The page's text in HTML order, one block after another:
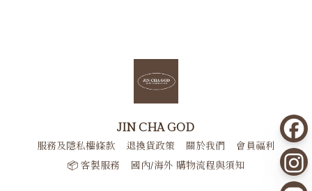
JIN CHA GOD
服務及隱私權條款 退換貨政策 關於我們
會員福利
📦 客製服務
國內/海外 購物流程與須知